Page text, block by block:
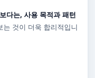
다는, 사용 목적과 패턴
는 것이 더욱 합리적입니